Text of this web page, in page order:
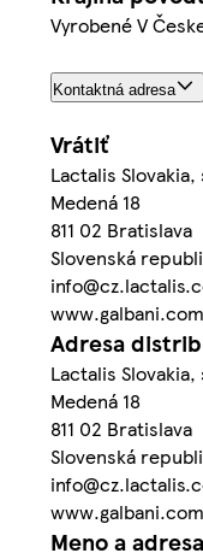
Vyrobené V
Kontaktná adresa
Vrátiť
Lactalis Slovakia,
Medená 18
811 02 Bratislava
Slovenská
www.galbani.com
Adresa
Lactalis Slovakia,
Medená 18
811 02 Bratislava
Slovenská
www.galbani.com
Meno a adresa